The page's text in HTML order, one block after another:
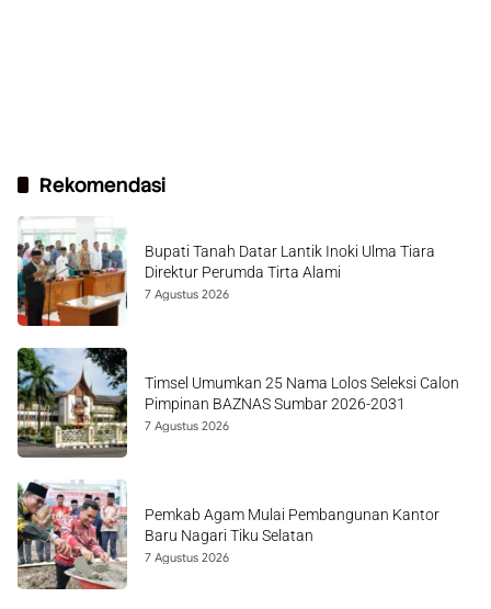
Rekomendasi
Bupati Tanah Datar Lantik Inoki Ulma Tiara
Direktur Perumda Tirta Alami
7 Agustus 2026
Timsel Umumkan 25 Nama Lolos Seleksi Calon
Pimpinan BAZNAS Sumbar 2026-2031
7 Agustus 2026
Pemkab Agam Mulai Pembangunan Kantor
Baru Nagari Tiku Selatan
7 Agustus 2026